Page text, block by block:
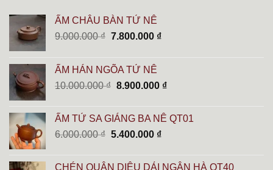
ẤM CHÂU BÀN TỬ NÊ
9.000.000₫ Giá
9.000.000 ₫.
7.800.000 ₫Giá
7.800.000 ₫.
ẤM HÁN NGÕA TỬ NÊ
10.000.000₫ Giá
là:
10.000.000 ₫.
8.900.000 ₫Giá
là:
ẤM TỬ SA GIÁNG BA NÊ QT01
6.000.000₫ Giá
5.400.000 ₫Giá
CHÉN QUÂN DIÊU DẢI NGÂN HÀ QT40